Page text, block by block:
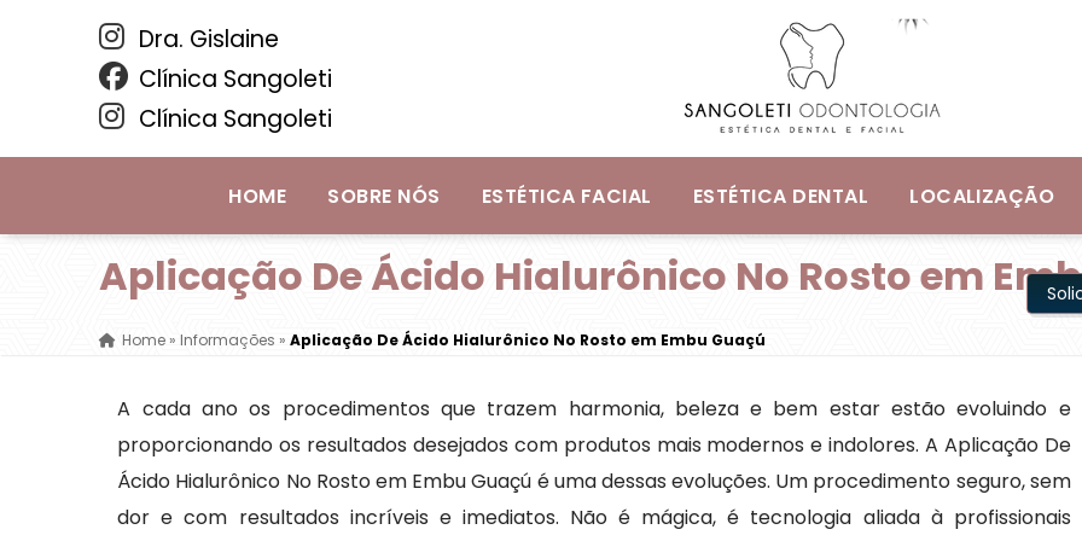
Dra. Gislaine
Clínica Sangoleti
Clínica Sangoleti
HOME SOBRE NÓS ESTÉTICA FACIAL ESTÉTICA DENTAL LOCALIZAÇÃO
Aplicação De Ácido Hialurônico No Rosto em
Home»Informações »Aplicação De Ácido Hialurônico No Rosto em Embu Guaçú
A cada ano os procedimentos que trazem harmonia, beleza e bem estar estão evoluindo e
proporcionando os resultados desejados com produtos mais modernos e indolores. A Aplicação De
Ácido Hialurônico No Rosto em Embu Guaçú é uma dessas evoluções. Um procedimento seguro, sem
dor e com resultados incríveis e imediatos. Não é mágica, é tecnologia aliada à profissionais